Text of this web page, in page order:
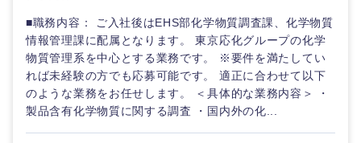
■職務内容： ご入社後はEHS部化学物質調査課、化学物質
情報管理課に配属となります。 東京応化グループの化学
物質管理系を中心とする業務です。 ※要件を満たしてい
れば未経験の方でも応募可能です。 適正に合わせて以下
のような業務をお任せします。 ＜具体的な業務内容＞ ・
製品含有化学物質に関する調査 ・国内外の化...